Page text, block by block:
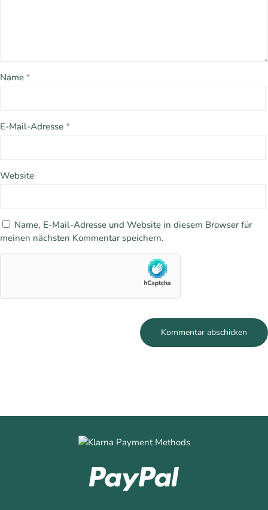
Name *
E-Mail-Adresse *
Website
Name, E-Mail-Adresse und Website in diesem Browser für
meinen nächsten Kommentar speichern.